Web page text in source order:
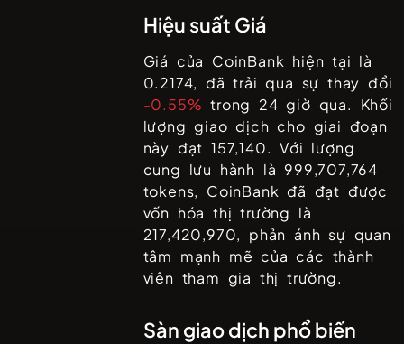
Hiệu suất Giá
Giá của CoinBank hiện tại là
0.2174, đã trải qua sự thay đổi
-0.55% trong 24 giờ qua. Khối
lượng giao dịch cho giai đoạn
này đạt157,140. Với lượng
cung lưu hành là 999,707,764
tokens, CoinBank đã đạt được
vốn hóa thị trường là
217,420,970, phản ánh sự quan
tâm mạnh mẽ của các thành
viên tham gia thị trường.
Sàn giao dịch phổ biến